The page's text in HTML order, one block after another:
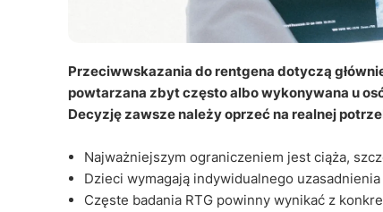
Przeciwwskazania do rentgena dotyczą
powtarzana zbyt często albo wykonywana u
Decyzję zawsze należy oprzeć na realnej
Najważniejszym ograniczeniem jest ciąża,
Dzieci wymagają indywidualnego
Częste badania RTG powinny wynikać z